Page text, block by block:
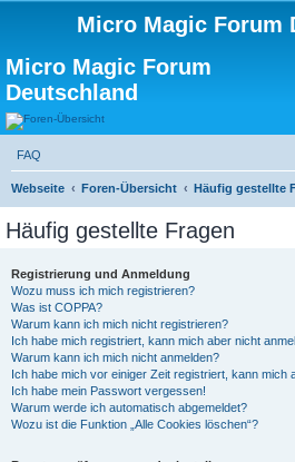
Micro Magic Forum
Micro Magic Forum
Deutschland
FAQ
Webseite Foren-Übersicht Häufig gestellte
Häufig gestellte Fragen
Registrierung und Anmeldung
Wozu muss ich mich registrieren?
Was ist COPPA?
Warum kann ich mich nicht registrieren?
Ich habe mich registriert, kann mich aber nicht
Warum kann ich mich nicht anmelden?
Ich habe mich vor einiger Zeit registriert, kann mich
Ich habe mein Passwort vergessen!
Warum werde ich automatisch abgemeldet?
Wozu ist die Funktion „Alle Cookies löschen“?